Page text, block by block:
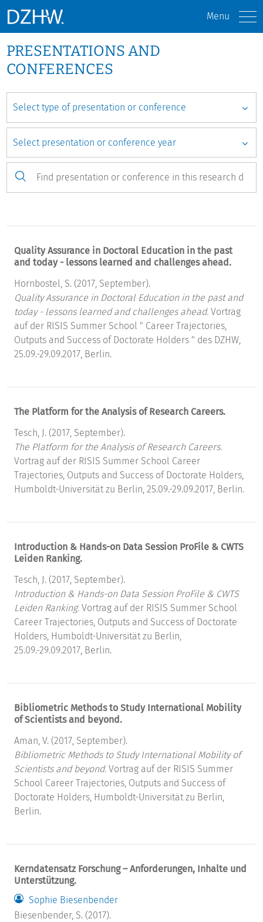
Menu
PRESENTATIONS AND
CONFERENCES
Quality Assurance in Doctoral Education in the past
and today - lessons learned and challenges ahead.
Hornbostel, S. (2017, September).
Quality Assurance in Doctoral Education in the past and
today - lessons learned and challenges ahead. Vortrag
auf der RISIS Summer School " Career Trajectories,
Outputs and Success of Doctorate Holders " des DZHW,
25.09.-29.09.2017, Berlin.
The Platform for the Analysis of Research Careers.
Tesch, J. (2017, September).
The Platform for the Analysis of Research Careers.
Vortrag auf der RISIS Summer School Career
Trajectories, Outputs and Success of Doctorate Holders,
Humboldt-Universität zu Berlin, 25.09.-29.09.2017, Berlin.
Introduction & Hands-on Data Session ProFile & CWTS
Leiden Ranking.
Tesch, J. (2017, September).
Introduction & Hands-on Data Session ProFile & CWTS
Leiden Ranking. Vortrag auf der RISIS Summer School
Career Trajectories, Outputs and Success of Doctorate
Holders, Humboldt-Universität zu Berlin,
25.09.-29.09.2017, Berlin.
Bibliometric Methods to Study International Mobility
of Scientists and beyond.
Aman, V. (2017, September).
Bibliometric Methods to Study International Mobility of
Scientists and beyond. Vortrag auf der RISIS Summer
School Career Trajectories, Outputs and Success of
Doctorate Holders, Humboldt-Universität zu Berlin,
Berlin.
Kerndatensatz Forschung – Anforderungen, Inhalte und
Unterstützung.
Sophie Biesenbender
Biesenbender, S. (2017).